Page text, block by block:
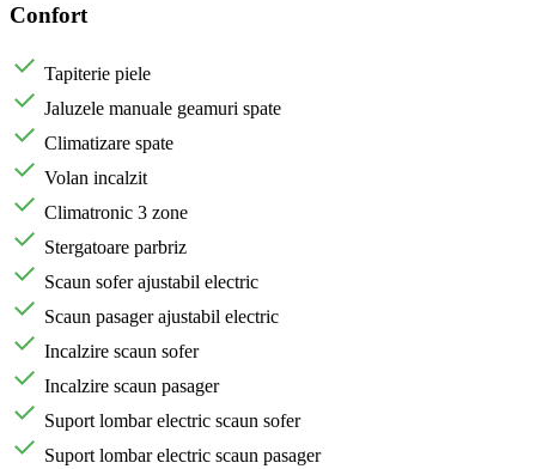
Confort
Tapiterie piele
Jaluzele manuale geamuri spate
Climatizare spate
Volan incalzit
Climatronic 3 zone
Stergatoare parbriz
Scaun sofer ajustabil electric
Scaun pasager ajustabil electric
Incalzire scaun sofer
Incalzire scaun pasager
Suport lombar electric scaun sofer
Suport lombar electric scaun pasager